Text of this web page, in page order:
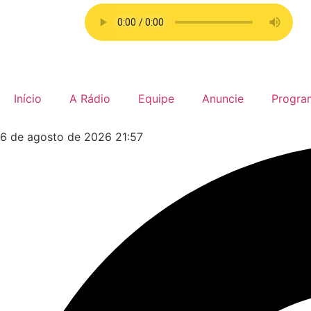
Início A Rádio Equipe Anuncie
6 de agosto de 2026 21:57